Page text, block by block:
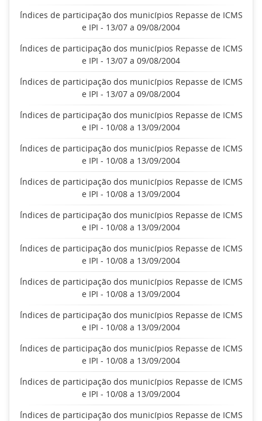
Índices de participação dos municípios Repasse de ICMS
e IPI - 13/07 a 09/08/2004
Índices de participação dos municípios Repasse de ICMS
e IPI - 13/07 a 09/08/2004
Índices de participação dos municípios Repasse de ICMS
e IPI - 13/07 a 09/08/2004
Índices de participação dos municípios Repasse de ICMS
e IPI - 10/08 a 13/09/2004
Índices de participação dos municípios Repasse de ICMS
e IPI - 10/08 a 13/09/2004
Índices de participação dos municípios Repasse de ICMS
e IPI - 10/08 a 13/09/2004
Índices de participação dos municípios Repasse de ICMS
e IPI - 10/08 a 13/09/2004
Índices de participação dos municípios Repasse de ICMS
e IPI - 10/08 a 13/09/2004
Índices de participação dos municípios Repasse de ICMS
e IPI - 10/08 a 13/09/2004
Índices de participação dos municípios Repasse de ICMS
e IPI - 10/08 a 13/09/2004
Índices de participação dos municípios Repasse de ICMS
e IPI - 10/08 a 13/09/2004
Índices de participação dos municípios Repasse de ICMS
e IPI - 10/08 a 13/09/2004
Índices de participação dos municípios Repasse de ICMS